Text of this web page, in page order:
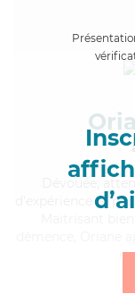
,
d'expérience et